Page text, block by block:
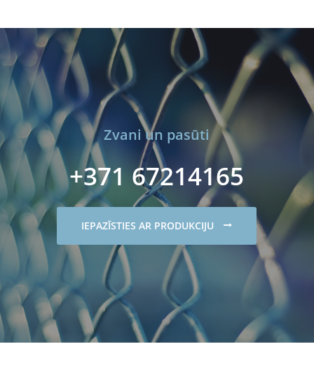
Zvani un pasūti
+371 67214165
IEPAZĪSTIES AR PRODUKCIJU